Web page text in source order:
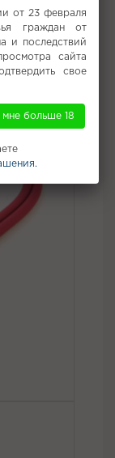
от 23 февраля
граждан от
и последствий
сайта
свое
мне больше 18